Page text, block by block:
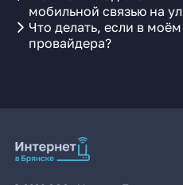
мобильной связью на
Что делать, если в
провайдера?